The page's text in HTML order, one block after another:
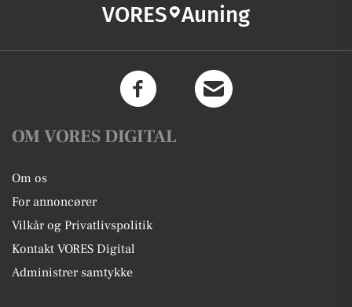
VORES Auning
OM VORES DIGITAL
Om os
For annoncører
Vilkår og Privatlivspolitik
Kontakt VORES Digital
Administrer samtykke